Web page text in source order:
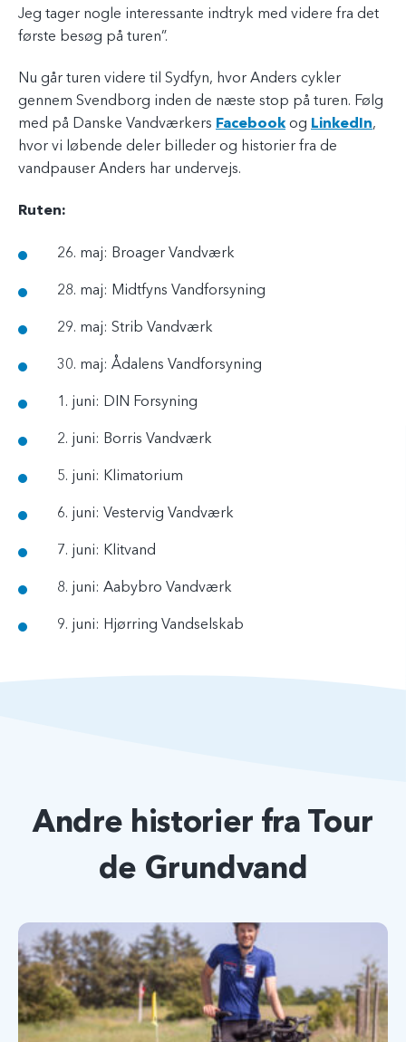
Jeg tager nogle interessante indtryk med videre fra det
første besøg på turen”.
Nu går turen videre til Sydfyn, hvor Anders cykler
gennem Svendborg inden de næste stop på turen. Følg
med på Danske Vandværkers Facebookog LinkedIn,
hvor vi løbende deler billeder og historier fra de
vandpauser Anders har undervejs.
Ruten:
26. maj: Broager Vandværk
28. maj: Midtfyns Vandforsyning
29. maj: Strib Vandværk
30. maj: Ådalens Vandforsyning
1. juni: DIN Forsyning
2. juni: Borris Vandværk
5. juni: Klimatorium
6. juni: Vestervig Vandværk
7. juni: Klitvand
8. juni: Aabybro Vandværk
9. juni: Hjørring Vandselskab
Andre historier fra Tour
de Grundvand